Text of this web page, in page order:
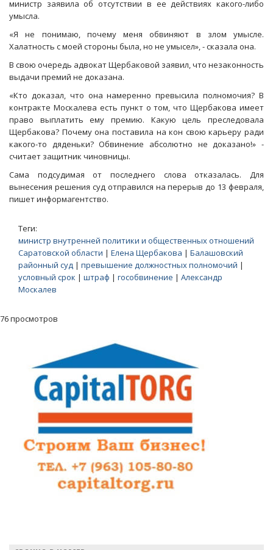
министр заявила об отсутствии в ее действиях какого-либо
умысла.
«Я не понимаю, почему меня обвиняют в злом умысле.
Халатность с моей стороны была, но не умысел», - сказала она.
В свою очередь адвокат Щербаковой заявил, что незаконность
выдачи премий не доказана.
«Кто доказал, что она намеренно превысила полномочия? В
контракте Москалева есть пункт о том, что Щербакова имеет
право выплатить ему премию. Какую цель преследовала
Щербакова? Почему она поставила на кон свою карьеру ради
какого-то дяденьки? Обвинение абсолютно не доказано!» -
считает защитник чиновницы.
Сама подсудимая от последнего слова отказалась. Для
вынесения решения суд отправился на перерыв до 13 февраля,
пишет информагентство.
Теги:
министр внутренней политики и общественных отношений
Саратовской области | Елена Щербакова | Балашовский
районный суд | превышение должностных полномочий |
условный срок | штраф | гособвинение | Александр
Москалев
76 просмотров